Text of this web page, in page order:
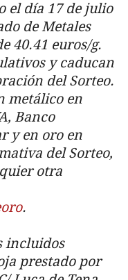
el día 17 de julio
de Metales
40.41 euros/g.
y caducan
del Sorteo.
metálico en
Banco
y en oro en
del Sorteo,
otra
.
incluidos
prestado por